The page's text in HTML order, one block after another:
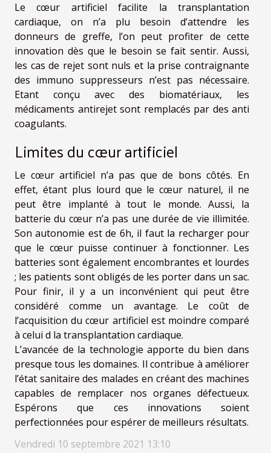
Le cœur artificiel facilite la transplantation
cardiaque, on n’a plu besoin d’attendre les
donneurs de greffe, l’on peut profiter de cette
innovation dès que le besoin se fait sentir. Aussi,
les cas de rejet sont nuls et la prise contraignante
des immuno suppresseurs n’est pas nécessaire.
Etant conçu avec des biomatériaux, les
médicaments antirejet sont remplacés par des anti
coagulants.
Limites du cœur artificiel
Le cœur artificiel n’a pas que de bons côtés. En
effet, étant plus lourd que le cœur naturel, il ne
peut être implanté à tout le monde. Aussi, la
batterie du cœur n’a pas une durée de vie illimitée.
Son autonomie est de 6h, il faut la recharger pour
que le cœur puisse continuer à fonctionner. Les
batteries sont également encombrantes et lourdes
; les patients sont obligés de les porter dans un sac.
Pour finir, il y a un inconvénient qui peut être
considéré comme un avantage. Le coût de
l’acquisition du cœur artificiel est moindre comparé
à celui d la transplantation cardiaque.
L’avancée de la technologie apporte du bien dans
presque tous les domaines. Il contribue à améliorer
l’état sanitaire des malades en créant des machines
capables de remplacer nos organes défectueux.
Espérons que ces innovations soient
perfectionnées pour espérer de meilleurs résultats.
Vendredi 10 septembre 2021 13:10